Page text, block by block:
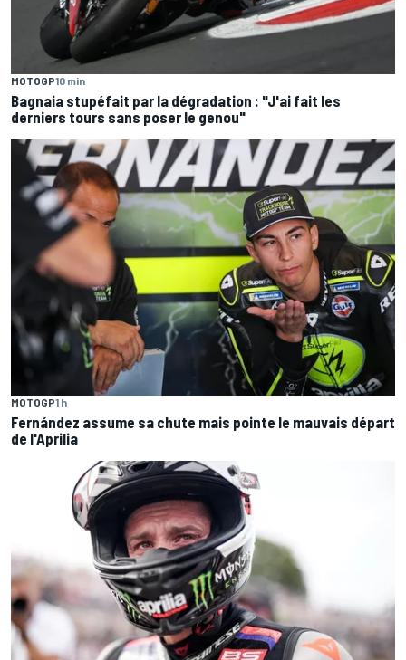
MOTOGP10 min
Bagnaia stupéfait par la dégradation : "J'ai fait les
derniers tours sans poser le genou"
MOTOGP1 h
Fernández assume sa chute mais pointe le mauvais départ
de l'Aprilia